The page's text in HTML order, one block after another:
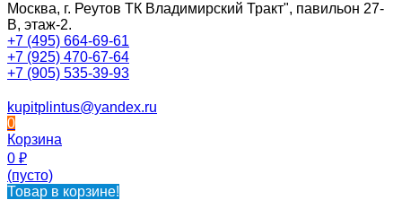
Москва, г. Реутов ТК Владимирский Тракт", павильон 27-
В, этаж-2.
+7 (495) 664-69-61
+7 (925) 470-67-64
+7 (905) 535-39-93
kupitplintus@yandex.ru
0
Корзина
0 ₽
(пусто)
Товар в корзине!